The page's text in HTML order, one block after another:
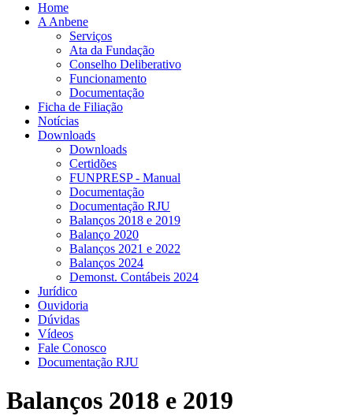
Home
A Anbene
Serviços
Ata da Fundação
Conselho Deliberativo
Funcionamento
Documentação
Ficha de Filiação
Notícias
Downloads
Downloads
Certidões
FUNPRESP - Manual
Documentação
Documentação RJU
Balanços 2018 e 2019
Balanço 2020
Balanços 2021 e 2022
Balanços 2024
Demonst. Contábeis 2024
Jurídico
Ouvidoria
Dúvidas
Vídeos
Fale Conosco
Documentação RJU
Balanços 2018 e 2019